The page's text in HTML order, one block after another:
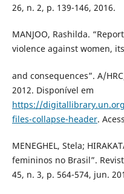
26, n. 2, p. 139-146, 2016.
MANJOO, Rashilda.
violence against women,
and consequences”. A/
2012. Disponível em
https://
files-collapse-header.
MENEGHEL, Stela;
femininos no Brasil”.
45, n. 3, p. 564-574, jun.